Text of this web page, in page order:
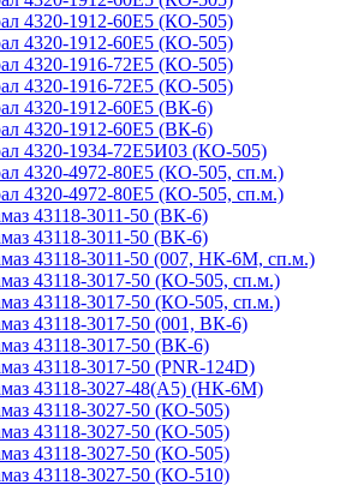
4320-1912-60E5 (КО-505)
4320-1912-60Е5 (КО-505)
4320-1916-72E5 (КО-505)
4320-1916-72E5 (КО-505)
4320-1912-60Е5 (ВК-6)
4320-1912-60E5 (ВК-6)
4320-1934-72Е5И03 (КО-505)
4320-4972-80Е5 (КО-505, сп.м.)
4320-4972-80Е5 (КО-505, сп.м.)
43118-3011-50 (ВК-6)
43118-3011-50 (ВК-6)
43118-3011-50 (007, НК-6М, сп.м.)
43118-3017-50 (КО-505, сп.м.)
43118-3017-50 (КО-505, сп.м.)
43118-3017-50 (001, ВК-6)
43118-3017-50 (ВК-6)
43118-3017-50 (PNR-124D)
43118-3027-48(А5) (НК-6М)
43118-3027-50 (КО-505)
43118-3027-50 (КО-505)
43118-3027-50 (КО-505)
43118-3027-50 (КО-510)